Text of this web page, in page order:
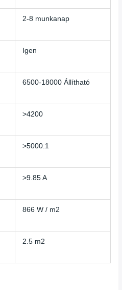
2-8 munkanap
Igen
6500-18000 Állítható
>4200
>5000:1
>9.85 A
866 W / m2
2.5 m2